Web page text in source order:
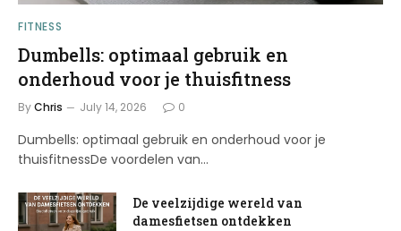
FITNESS
Dumbells: optimaal gebruik en
onderhoud voor je thuisfitness
ByChris July 14, 2026 0
Dumbells: optimaal gebruik en onderhoud voor je
thuisfitnessDe voordelen van…
De veelzijdige wereld van
damesfietsen ontdekken